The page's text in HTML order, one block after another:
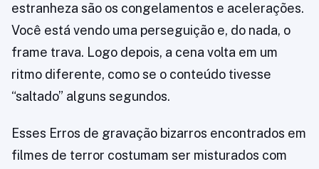
estranheza são os congelamentos e acelerações.
Você está vendo uma perseguição e, do nada, o
frame trava. Logo depois, a cena volta em um
ritmo diferente, como se o conteúdo tivesse
“saltado” alguns segundos.
Esses Erros de gravação bizarros encontrados em
filmes de terror costumam ser misturados com